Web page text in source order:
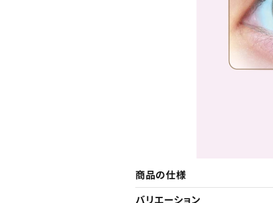
商品の仕様
バリエーション